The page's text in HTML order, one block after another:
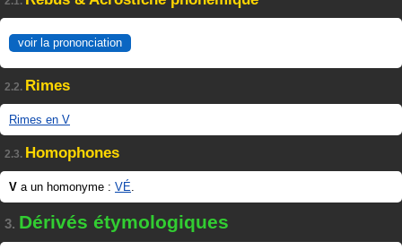
voir la prononciation
2.2. Rimes
Rimes en V
2.3. Homophones
V a un homonyme : VÉ.
3. Dérivés étymologiques